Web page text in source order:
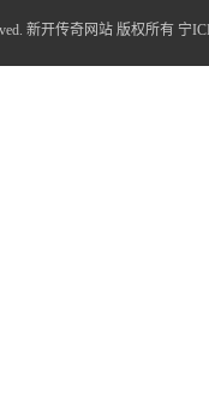
新开传奇网站 版权所有 宁